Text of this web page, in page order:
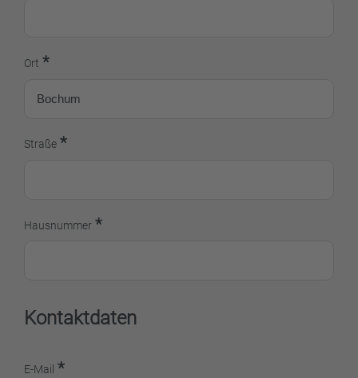
Ort *
Straße *
Hausnummer *
Kontaktdaten
E-Mail *